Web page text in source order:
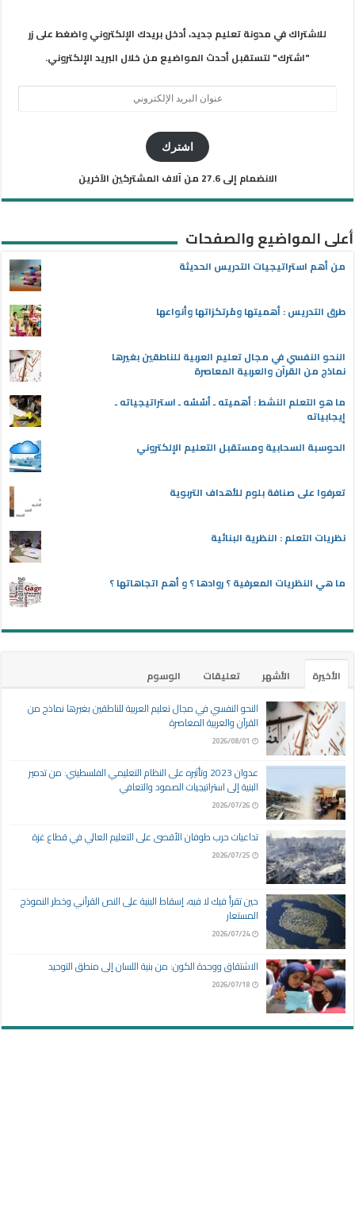
للاشتراك في مدونة تعليم جديد، أدخل بريدك الإلكتروني واضغط على زر
"اشترك" لتستقبل أحدث المواضيع من خلال البريد الإلكتروني.
اشترك
الانضمام إلى 27.6 من آلاف المشتركين الآخرين
أعلى المواضيع والصفحات
من أهم استراتيجيات التدريس الحديثة
طرق التدريس : أهميتها ومُرتكزاتها وأنواعها
النحو النفسي في مجال تعليم العربية للناطقين بغيرها
نماذج من القرآن والعربية المعاصرة
ما هو التعلم النشط : أهميته ـ أسُسُه ـ استراتيجياته ـ
إيجابياته
الحوسبة السحابية ومستقبل التعليم الإلكتروني
تعرفوا على صنافة بلوم للأهداف التربوية
نظريات التعلم : النظرية البنائية
ما هي النظريات المعرفية ؟ روادها ؟ و أهم اتجاهاتها ؟
الأخيرة الأشهر تعليقات
الوسوم
النحو النفسي في مجال تعليم العربية للناطقين بغيرها نماذج من
القرآن والعربية المعاصرة
2026/08/01
عدوان 2023 وتأثيره على النظام التعليمي الفلسطيني: من تدمير
البنية إلى استراتيجيات الصمود والتعافي
2026/07/26
تداعيات حرب طوفان الأقصى على التعليم العالي في قطاع غزة
2026/07/25
حين تقرأ فيك لا فيه، إسقاط البنية على النص القرآني وخطر النموذج
المستعار
2026/07/24
الاشتقاق ووحدة الكون: من بنية اللسان إلى منطق التوحيد
2026/07/18